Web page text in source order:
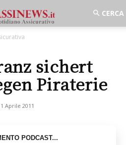
sichert
Piraterie
Aprile 2011